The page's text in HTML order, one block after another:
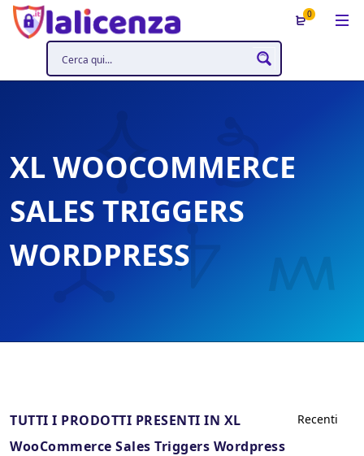
0
XL WOOCOMMERCE
SALES TRIGGERS
WORDPRESS
TUTTI I PRODOTTI PRESENTI IN XL
WooCommerce Sales Triggers Wordpress